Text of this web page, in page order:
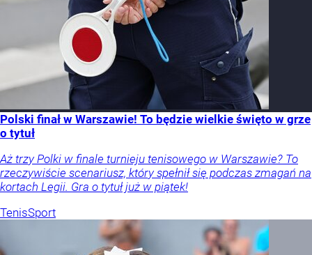
Polski finał w Warszawie! To będzie wielkie święto w grze
o tytuł
Aż trzy Polki w finale turnieju tenisowego w Warszawie? To
rzeczywiście scenariusz, który spełnił się podczas zmagań na
kortach Legii. Gra o tytuł już w piątek!
TenisSport